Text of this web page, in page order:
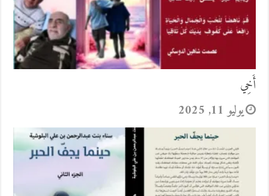
أَخِي
يوليو 11, 2025